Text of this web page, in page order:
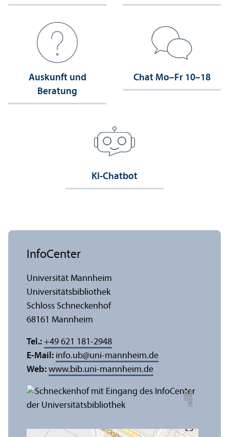
Auskunft und
Beratung
Chat Mo–Fr 10–18
KI-Chatbot
Bil
d:
A
n
n
a
L
o
g
u
e
InfoCenter
Universität Mannheim
Universitäts­bibliothek
Schloss Schneckenhof
68161 Mannheim
Tel.: +49 621 181-2948
E-Mail: info.ub@uni-mannheim.de
Web: www.bib.uni-mannheim.de